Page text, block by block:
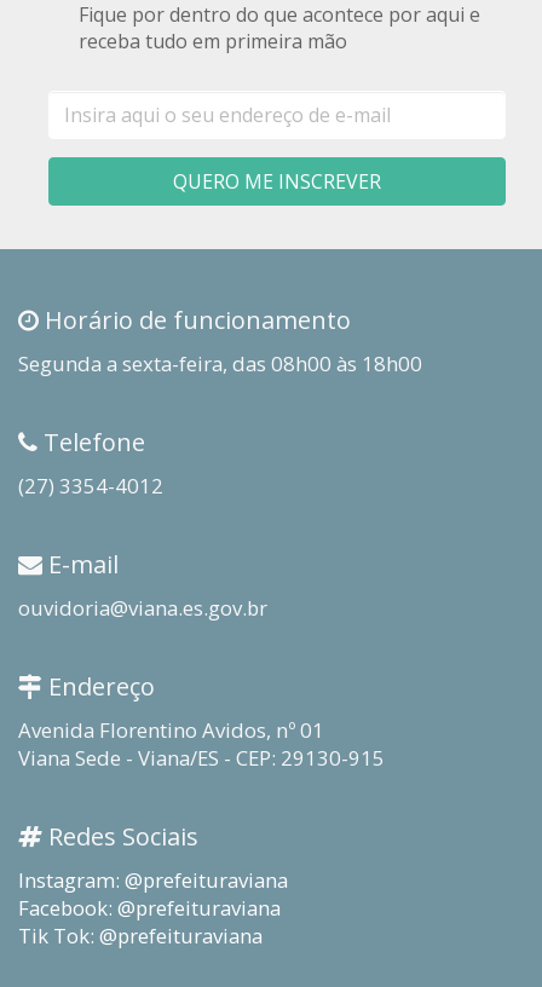
Fique por dentro do que acontece por aqui e
receba tudo em primeira mão
mail
QUERO ME INSCREVER
Horário de funcionamento
Segunda a sexta-feira, das 08h00 às 18h00
Telefone
(27) 3354-4012
E-mail
ouvidoria@viana.es.gov.br
Endereço
Avenida Florentino Avidos, nº 01
Viana Sede - Viana/ES - CEP: 29130-915
Redes Sociais
Instagram: @prefeituraviana
Facebook: @prefeituraviana
Tik Tok: @prefeituraviana